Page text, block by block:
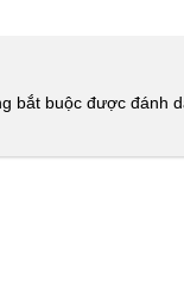
bắt buộc được đánh